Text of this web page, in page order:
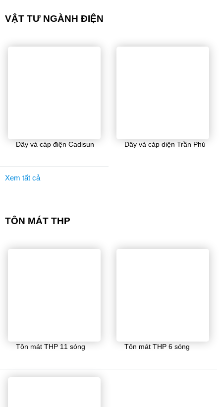
VẬT TƯ NGÀNH ĐIỆN
Dây và cáp điện Cadisun Dây và cáp diện Trần Phú
Xem tất cả
TÔN MÁT THP
Tôn mát THP 11 sóng Tôn mát THP 6 sóng